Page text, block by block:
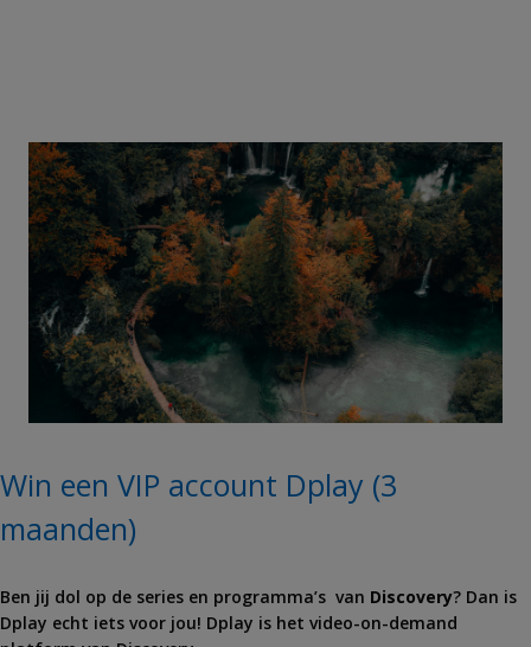
Win een VIP account Dplay (3
maanden)
Ben jij dol op de series en programma’s van Discovery? Dan is
Dplay echt iets voor jou! Dplay is het video-on-demand